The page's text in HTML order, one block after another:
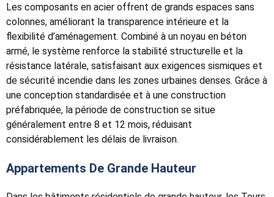
Les composants en acier offrent de grands espaces sans
colonnes, améliorant la transparence intérieure et la
flexibilité d’aménagement. Combiné à un noyau en béton
armé, le système renforce la stabilité structurelle et la
résistance latérale, satisfaisant aux exigences sismiques et
de sécurité incendie dans les zones urbaines denses. Grâce à
une conception standardisée et à une construction
préfabriquée, la période de construction se situe
généralement entre 8 et 12 mois, réduisant
considérablement les délais de livraison.
Appartements De Grande Hauteur